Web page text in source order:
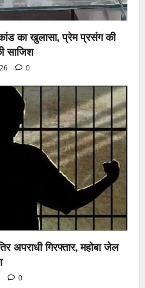
का खुलासा, प्रेम प्रसंग की
साजिश
0
अपराधी गिरफ्तार, महोबा जेल
0